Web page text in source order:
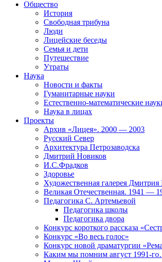
Общество
История
Свободная трибуна
Люди
Лицейские беседы
Семья и дети
Путешествие
Утраты
Наука
Новости и факты
Гуманитарные науки
Естественно-математические
Наука в лицах
Проекты
Архив «Лицея». 2000 — 2003
Русский Север
Архитектура Петрозаводска
Дмитрий Новиков
И.С.Фрадков
Здоровье
Художественная галерея
Великая Отечественная. 1941 —
Педагогика С. Артемьевой
Педагогика школы
Педагогика двора
Конкурс короткого рассказа
Конкурс «Во весь голос»
Конкурс новой драматургии
Каким мы помним август 1991-